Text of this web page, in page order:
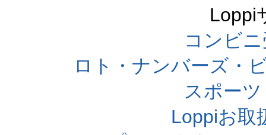
Loppi
コンビ
ロト・ナンバーズ・
スポー
Loppiお取